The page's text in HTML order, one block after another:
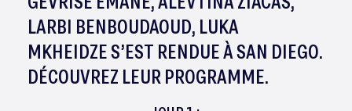
LARBI BENBOUDAOUD, LUKA
MKHEIDZE S’EST RENDUE À SAN DIEGO.
DÉCOUVREZ LEUR PROGRAMME.